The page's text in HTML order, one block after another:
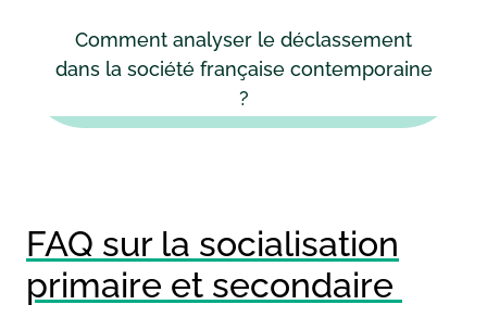
Comment analyser le déclassement
dans la société française contemporaine
?
FAQ sur la socialisation
primaire et secondaire